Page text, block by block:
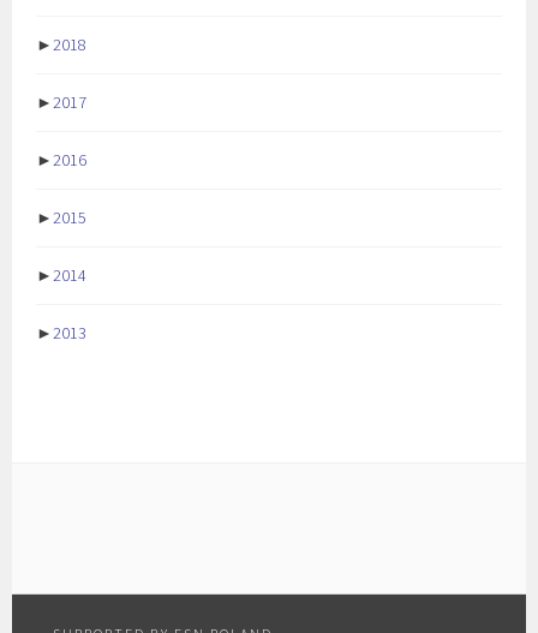
►2018
►2017
►2016
►2015
►2014
►2013